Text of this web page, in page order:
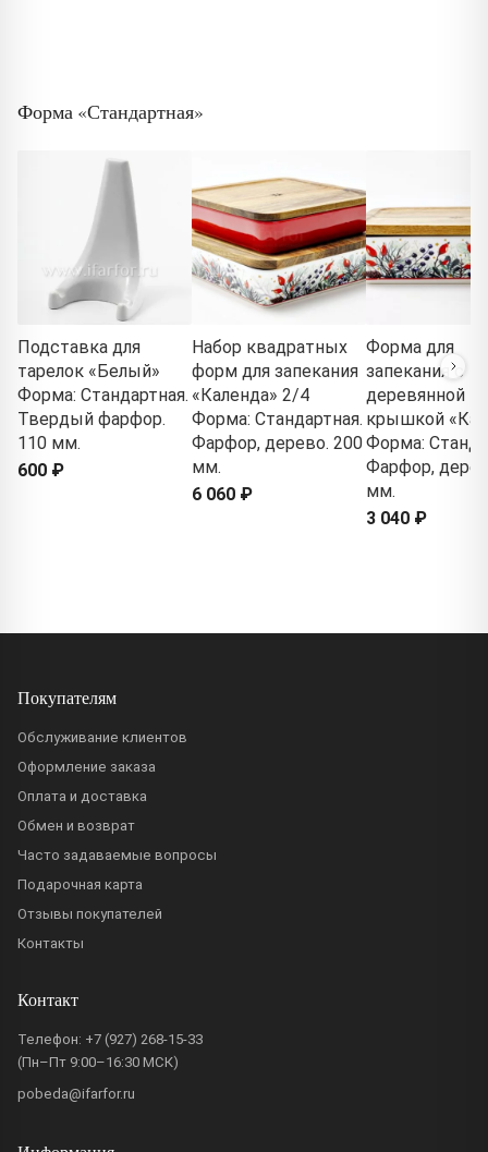
Форма «Стандартная»
Подставка для
тарелок «Белый»
Форма: Стандартная.
Твердый фарфор.
110 мм.
600 ₽
Набор квадратных
форм для запекания
«Календа» 2/4
Форма: Стандартная.
Фарфор, дерево. 200
мм.
6 060 ₽
Форма для
запекания с
деревянной
крышкой
Форма:
Фарфор,
мм.
3 040 ₽
Покупателям
Обслуживание клиентов
Оформление заказа
Оплата и доставка
Обмен и возврат
Часто задаваемые вопросы
Подарочная карта
Отзывы покупателей
Контакты
Контакт
Телефон: +7 (927) 268-15-33
(Пн–Пт 9:00–16:30 МСК)
pobeda@ifarfor.ru